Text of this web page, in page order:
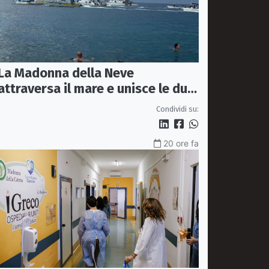
Madonna della Neve
il mare e unisce le due
Condividi su:
20 ore fa